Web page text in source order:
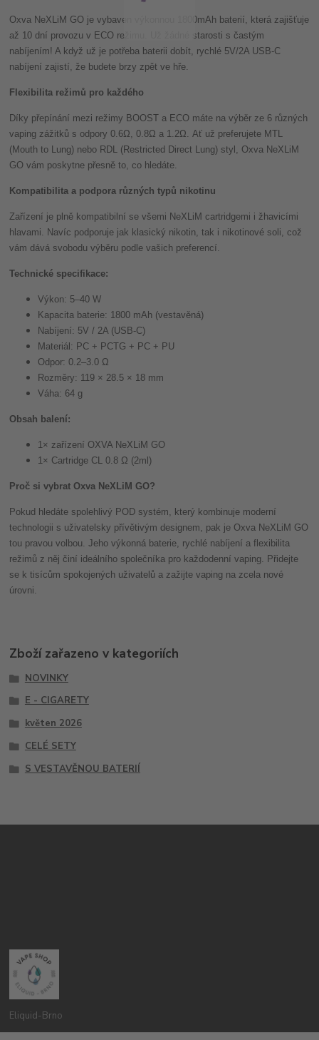
Oxva NeXLiM GO je vybaven výkonnou 1800mAh baterií, která zajišťuje
až 10 dní provozu v ECO režimu. Už žádné starosti s častým
nabíjením! A když už je potřeba baterii dobít, rychlé 5V/2A USB-C
nabíjení zajistí, že budete brzy zpět ve hře.
Flexibilita režimů pro každého
Díky přepínání mezi režimy BOOST a ECO máte na výběr ze 6 různých
vaping zážitků s odpory 0.6Ω, 0.8Ω a 1.2Ω. Ať už preferujete MTL
(Mouth to Lung) nebo RDL (Restricted Direct Lung) styl, Oxva NeXLiM
GO vám poskytne přesně to, co hledáte.
Kompatibilita a podpora různých typů nikotinu
Zařízení je plně kompatibilní se všemi NeXLiM cartridgemi i žhavicími
hlavami. Navíc podporuje jak klasický nikotin, tak i nikotinové soli, což
vám dává svobodu výběru podle vašich preferencí.
Technické specifikace:
Výkon: 5–40 W
Kapacita baterie: 1800 mAh (vestavěná)
Nabíjení: 5V / 2A (USB-C)
Materiál: PC + PCTG + PC + PU
Odpor: 0.2–3.0 Ω
Rozměry: 119 × 28.5 × 18 mm
Váha: 64 g
Obsah balení:
1× zařízení OXVA NeXLiM GO
1× Cartridge CL 0.8 Ω (2ml)
Proč si vybrat Oxva NeXLiM GO?
Pokud hledáte spolehlivý POD systém, který kombinuje moderní
technologii s uživatelsky přívětivým designem, pak je Oxva NeXLiM GO
tou pravou volbou. Jeho výkonná baterie, rychlé nabíjení a flexibilita
režimů z něj činí ideálního společníka pro každodenní vaping. Přidejte
se k tisícům spokojených uživatelů a zažijte vaping na zcela nové
úrovni.
Zboží zařazeno v kategoriích
NOVINKY
E - CIGARETY
květen 2026
CELÉ SETY
S VESTAVĚNOU BATERIÍ
Eliquid-Brno